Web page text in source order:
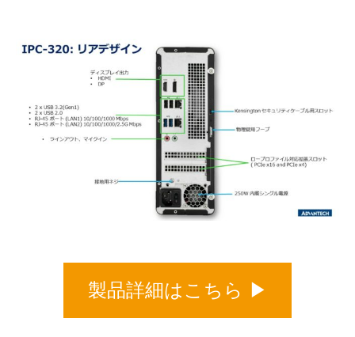
製品詳細はこちら ▶